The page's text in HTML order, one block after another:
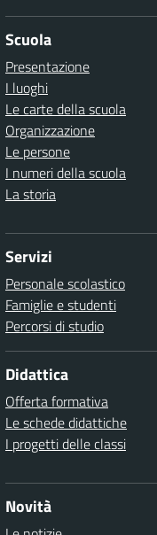
Scuola
Presentazione
I luoghi
Le carte della scuola
Organizzazione
Le persone
I numeri della scuola
La storia
Servizi
Personale scolastico
Famiglie e studenti
Percorsi di studio
Didattica
Offerta formativa
Le schede didattiche
I progetti delle classi
Novità